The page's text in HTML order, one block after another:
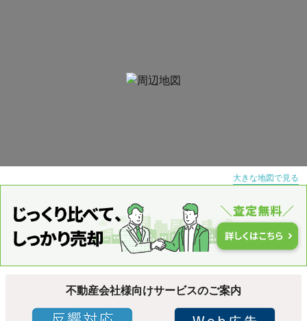
大きな地図で見る
不動産会社様向けサービスのご案内